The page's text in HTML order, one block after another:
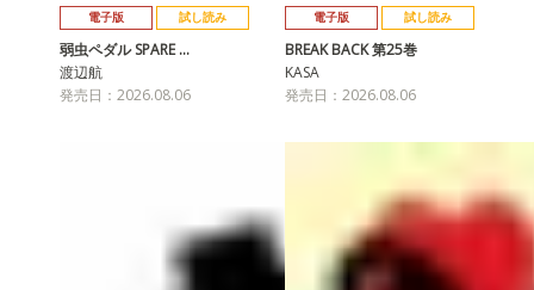
電子版 試し読み
弱虫ペダル SPARE …
渡辺航
発売日：2026.08.06
電子版 試し読み
BREAK BACK 第25巻
KASA
発売日：2026.08.06